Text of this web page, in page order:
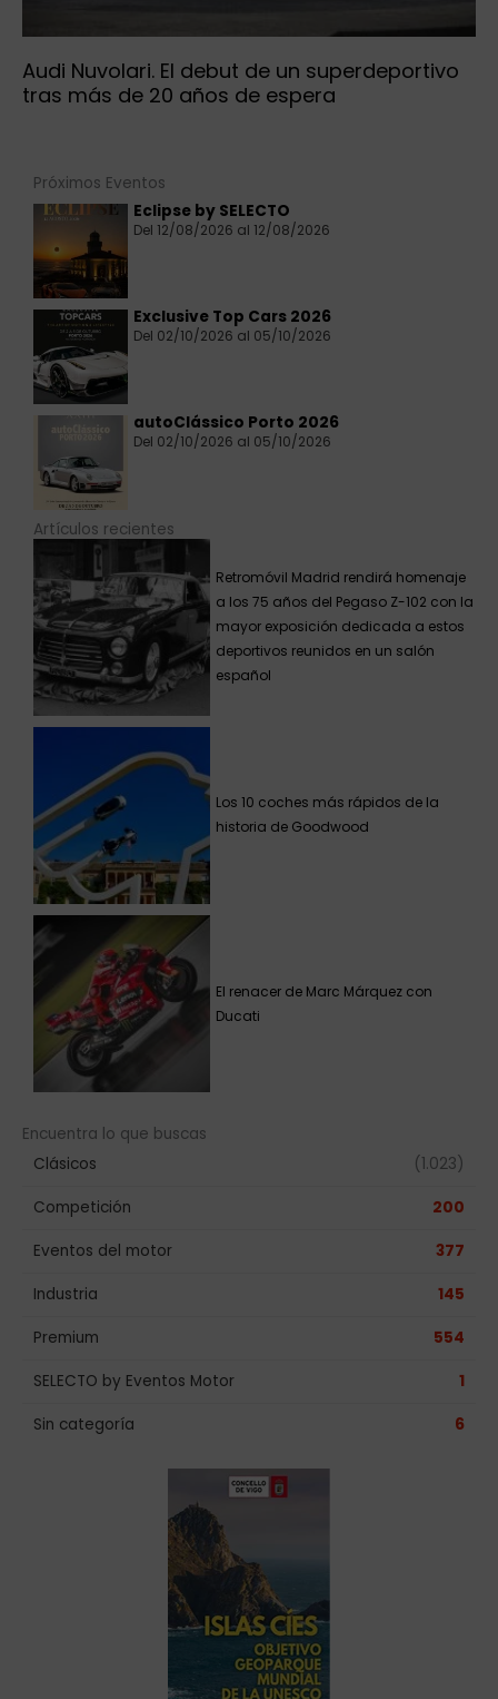
Audi Nuvolari. El debut de un superdeportivo
tras más de 20 años de espera
Próximos Eventos
Eclipse by SELECTO
Del 12/08/2026 al 12/08/2026
Exclusive Top Cars 2026
Del 02/10/2026 al 05/10/2026
autoClássico Porto 2026
Del 02/10/2026 al 05/10/2026
Artículos recientes
Retromóvil Madrid rendirá homenaje
a los 75 años del Pegaso Z-102 con la
mayor exposición dedicada a estos
deportivos reunidos en un salón
español
Los 10 coches más rápidos de la
historia de Goodwood
El renacer de Marc Márquez con
Ducati
Encuentra lo que buscas
Clásicos
(1.023)
Competición 200
Eventos del motor 377
Industria 145
Premium 554
SELECTO by Eventos Motor 1
Sin categoría 6